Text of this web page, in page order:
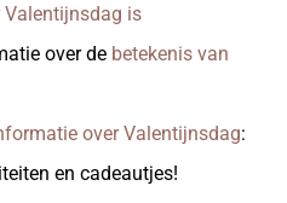
Valentijnsdag is
over de betekenis van
over Valentijnsdag:
en cadeautjes!